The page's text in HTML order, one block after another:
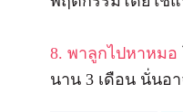
8. พาลูกไปหาหมอ
นาน 3 เดือน นั่นอ